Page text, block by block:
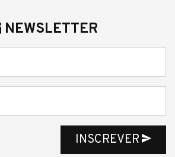
NEWSLETTER
INSCREVER